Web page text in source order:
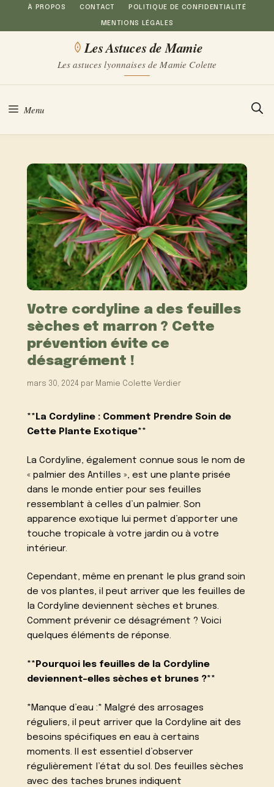
Aller
au
À PROPOS CONTACT POLITIQUE DE CONFIDENTIALITÉ
MENTIONS LÉGALES
Les Astuces de Mamie
Les astuces lyonnaises de Mamie Colette
Menu
Votre cordyline a des feuilles
sèches et marron ? Cette
prévention évite ce
désagrément !
mars 30, 2024 par Mamie Colette Verdier
**La Cordyline : Comment Prendre Soin de
Cette Plante Exotique**
La Cordyline, également connue sous le nom de
« palmier des Antilles », est une plante prisée
dans le monde entier pour ses feuilles
ressemblant à celles d’un palmier. Son
apparence exotique lui permet d’apporter une
touche tropicale à votre jardin ou à votre
intérieur.
Cependant, même en prenant le plus grand soin
de vos plantes, il peut arriver que les feuilles de
la Cordyline deviennent sèches et brunes.
Comment prévenir ce désagrément ? Voici
quelques éléments de réponse.
**Pourquoi les feuilles de la Cordyline
deviennent-elles sèches et brunes ?**
*Manque d’eau :* Malgré des arrosages
réguliers, il peut arriver que la Cordyline ait des
besoins spécifiques en eau à certains
moments. Il est essentiel d’observer
régulièrement l’état du sol. Des feuilles sèches
avec des taches brunes indiquent